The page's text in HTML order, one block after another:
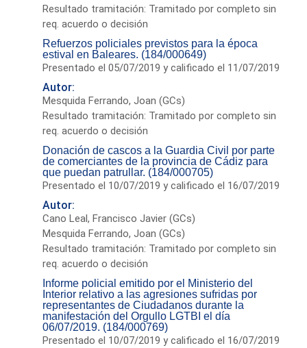
Resultado tramitación: Tramitado por completo sin
req. acuerdo o decisión
Refuerzos policiales previstos para la época
estival en Baleares. (184/000649)
Presentado el 05/07/2019 y calificado el 11/07/2019
Autor:
Mesquida Ferrando, Joan (GCs)
Resultado tramitación: Tramitado por completo sin
req. acuerdo o decisión
Donación de cascos a la Guardia Civil por parte
de comerciantes de la provincia de Cádiz para
que puedan patrullar. (184/000705)
Presentado el 10/07/2019 y calificado el 16/07/2019
Autor:
Cano Leal, Francisco Javier (GCs)
Mesquida Ferrando, Joan (GCs)
Resultado tramitación: Tramitado por completo sin
req. acuerdo o decisión
Informe policial emitido por el Ministerio del
Interior relativo a las agresiones sufridas por
representantes de Ciudadanos durante la
manifestación del Orgullo LGTBI el día
06/07/2019. (184/000769)
Presentado el 10/07/2019 y calificado el 16/07/2019